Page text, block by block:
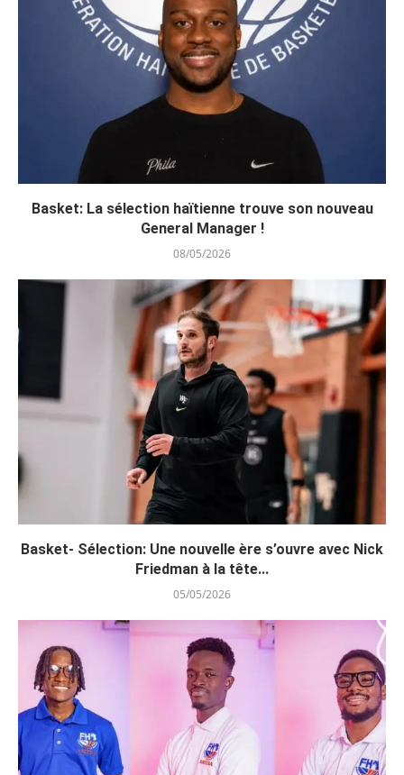
Basket: La sélection haïtienne trouve son nouveau
General Manager !
08/05/2026
Basket- Sélection: Une nouvelle ère s’ouvre avec Nick
Friedman à la tête...
05/05/2026